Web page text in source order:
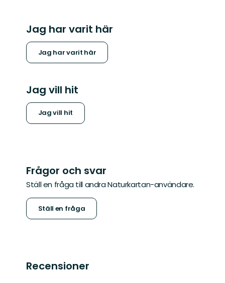
Jag har varit här
Jag har varit här
Jag vill hit
Jag vill hit
Frågor och svar
Ställ en fråga till andra Naturkartan-användare.
Ställ en fråga
Recensioner